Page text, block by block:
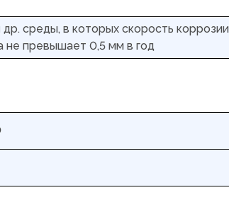
др. среды, в которых скорость коррозии
не превышает 0,5 мм в год